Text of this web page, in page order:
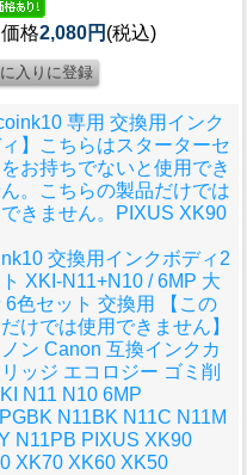
格2,080円 (税込)
専用 交換用インク
】こちらはスターターセ
お持ちでないと使用でき
ん。こちらの製品だけでは
きません。PIXUS XK90
交換用インクボディ2
XKI-N11+N10 / 6MP 大
6色セット 交換用 【この
けでは使用できません】
ン Canon 互換インクカ
ッジ エコロジー ゴミ削
N11 N10 6MP
N11BK N11C N11M
N11PB PIXUS XK90
XK70 XK60 XK50